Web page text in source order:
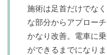
施術は足首だけでな
な部分からアプロー
かなり改善。電車に
ができるまでになりま